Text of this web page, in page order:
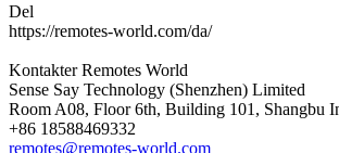
Del
https://remotes-world.com/da/
Kontakter Remotes World
Sense Say Technology (Shenzhen) Limited
Room A08, Floor 6th, Building 101, Shangbu
+86 18588469332
remotes@remotes-world.com